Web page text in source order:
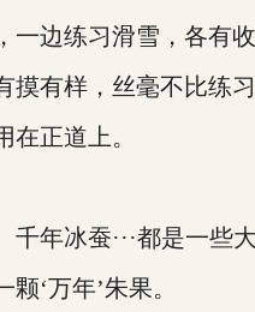
边练习滑雪，各有收
样，丝毫不比练习
正道上。
冰蚕···都是一些
‘万年’朱果。